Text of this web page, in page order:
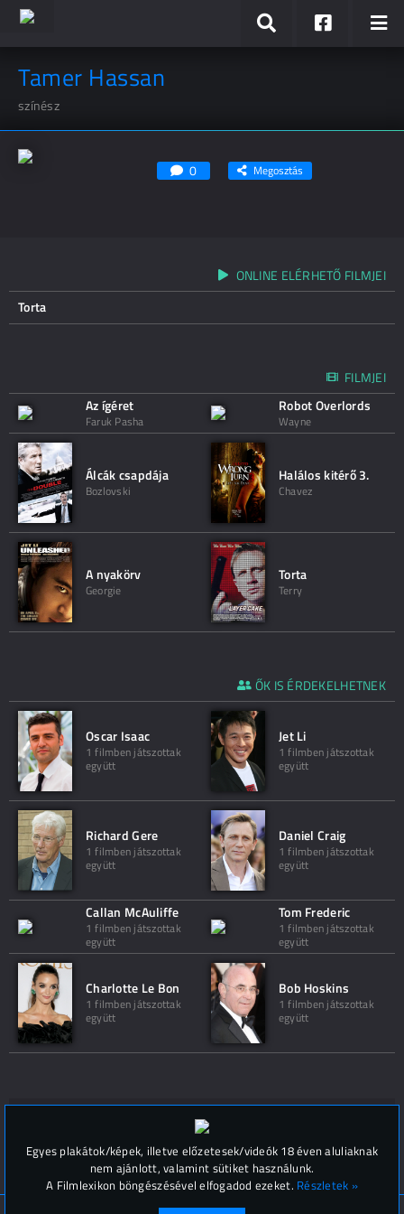
Tamer Hassan
színész
0 Megosztás
ONLINE ELÉRHETŐ FILMJEI
Torta
FILMJEI
Az ígéret
Faruk Pasha
Robot Overlords
Wayne
Álcák csapdája
Bozlovski
Halálos kitérő 3.
Chavez
A nyakörv
Georgie
Torta
Terry
ŐK IS ÉRDEKELHETNEK
Oscar Isaac
1 filmben játszottak
együtt
Jet Li
1 filmben játszottak
együtt
Richard Gere
1 filmben játszottak
együtt
Daniel Craig
1 filmben játszottak
együtt
Callan McAuliffe
1 filmben játszottak
együtt
Tom Frederic
1 filmben játszottak
együtt
Charlotte Le Bon
1 filmben játszottak
együtt
Bob Hoskins
1 filmben játszottak
együtt
Hozzászólások (
Egyes plakátok/képek, illetve előzetesek/videók 18 éven aluliaknak
nem ajánlott, valamint sütiket használunk.
A Filmlexikon böngészésével elfogadod ezeket. Részletek »